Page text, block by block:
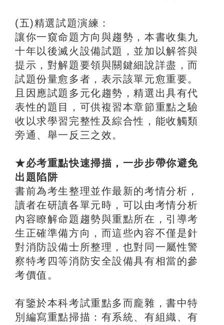
(五)精選試題演練：
讓你一窺命題方向與趨勢，本書收集九
十年以後滅火設備試題，並加以解答與
提示，對解題要領與關鍵細說詳盡，而
試題份量愈多者，表示該單元愈重要。
且因應試題多元化趨勢，精選出具有代
表性的題目，可供複習本章節重點之驗
收以求學習完整性及綜合性，能收觸類
旁通、舉一反三之效。
★必考重點快速掃描，一步步帶你避免
出題陷阱
書前為考生整理並作最新的考情分析，
讀者在研讀各單元時，可以由考情分析
內容瞭解命題趨勢與重點所在，引導考
生正確準備方向，而這些內容不僅是針
對消防設備士所整理，也對同一屬性警
察特考四等消防安全設備具有相當的參
考價值。
有鑒於本科考試重點多而龐雜，書中特
別編寫重點掃描：有系統、有組織、有